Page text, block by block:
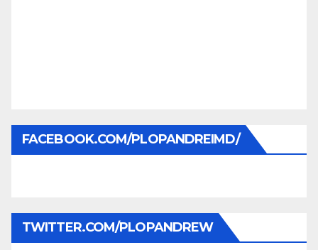
FACEBOOK.COM/PLOPANDREIMD/
TWITTER.COM/PLOPANDREW